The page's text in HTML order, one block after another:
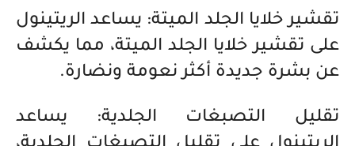
تقشير خلايا الجلد الميتة: يساعد الريتينول
على تقشير خلايا الجلد الميتة، مما يكشف
عن بشرة جديدة أكثر نعومة ونضارة.
تقليل التصبغات الجلدية: يساعد